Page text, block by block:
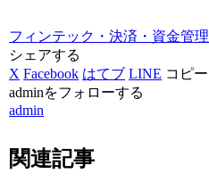
フィンテック・決済・資金管理
シェアする
X Facebook はてブ LINE コピー
adminをフォローする
admin
関連記事